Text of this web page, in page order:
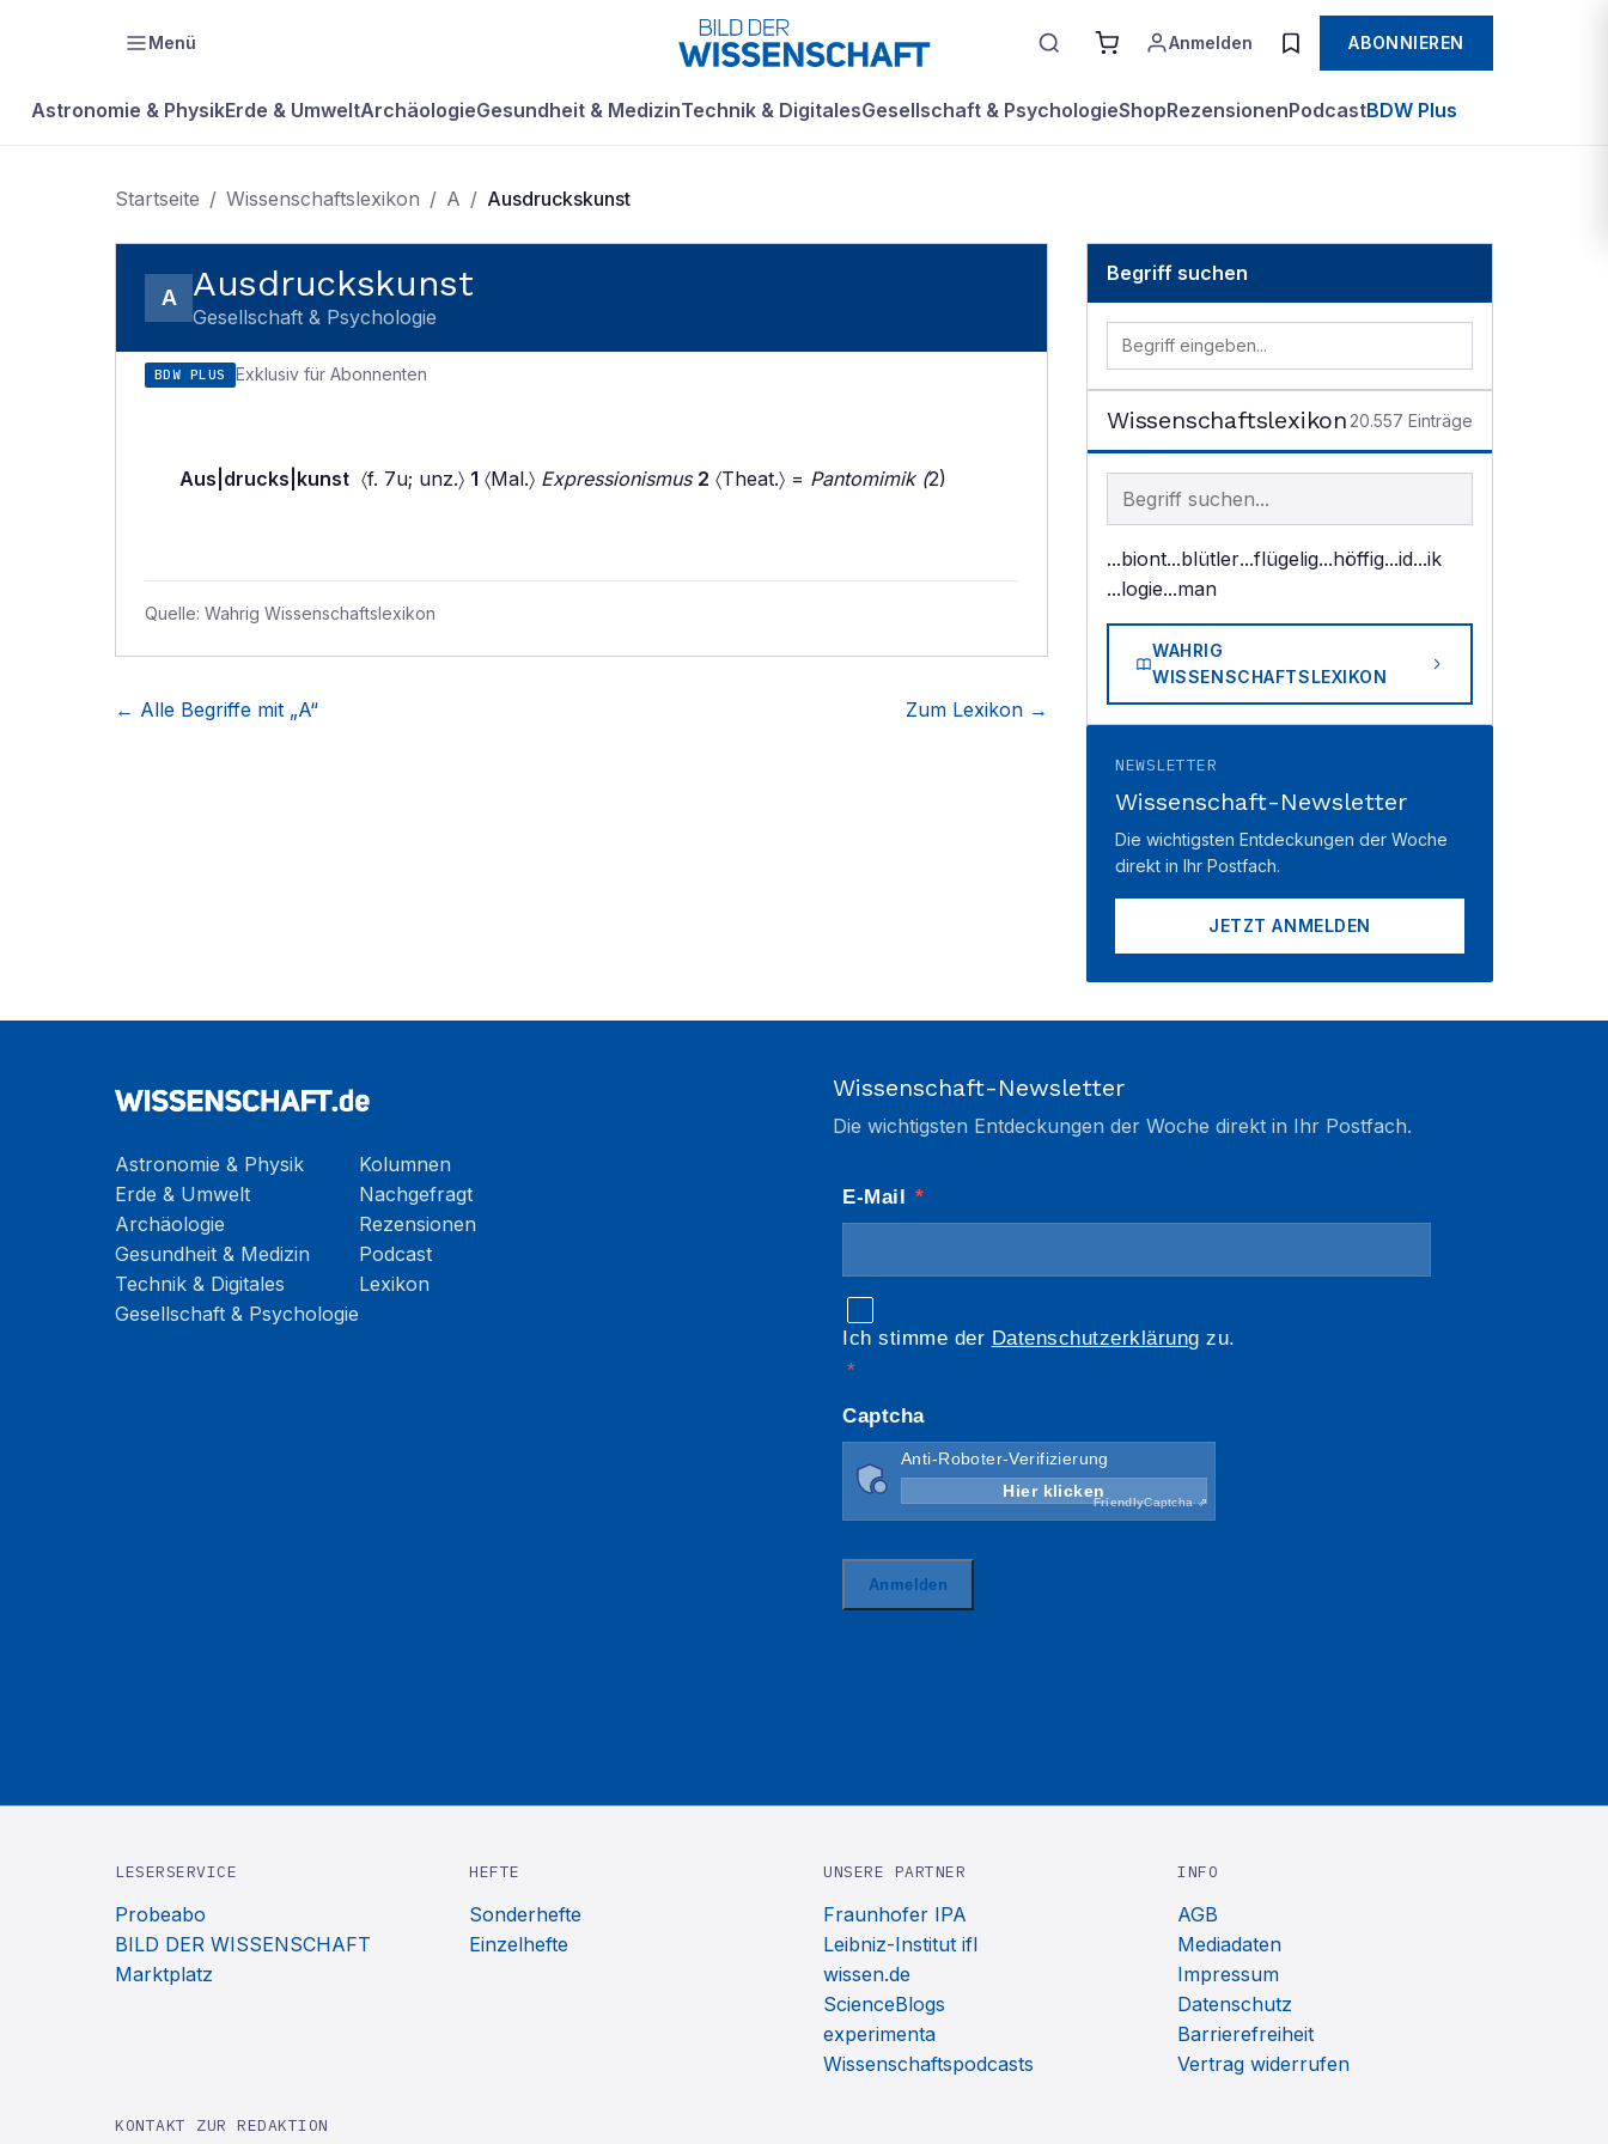
Menü Anmelden ABONNIEREN
Astronomie & PhysikErde & UmweltArchäologieGesundheit & MedizinTechnik & DigitalesGesellschaft & PsychologieShopRezensionenPodcastBDW Plus
Startseite / Wissenschaftslexikon / A / Ausdruckskunst
A Ausdruckskunst
Gesellschaft & Psychologie
BDW PLUS Exklusiv für Abonnenten
Aus|drucks|kunst 〈f. 7u; unz.〉 1 〈Mal.〉 Expressionismus 2 〈Theat.〉 = Pantomimik (2)
Quelle: Wahrig Wissenschaftslexikon
← Alle Begriffe mit „A“ Zum Lexikon →
Begriff suchen
Wissenschaftslexikon 20.557 Einträge
Begriff im Lexikon suchen
...biont...blütler...flügelig...höffig...id...ik
...logie...man
WAHRIG
WISSENSCHAFTSLEXIKON
NEWSLETTER
Wissenschaft-Newsletter
Die wichtigsten Entdeckungen der Woche
direkt in Ihr Postfach.
JETZT ANMELDEN
Astronomie & Physik
Erde & Umwelt
Archäologie
Gesundheit & Medizin
Technik & Digitales
Gesellschaft & Psychologie
Kolumnen
Nachgefragt
Rezensionen
Podcast
Lexikon
Wissenschaft-Newsletter
Die wichtigsten Entdeckungen der Woche direkt in Ihr Postfach.
LESERSERVICE
Probeabo
BILD DER WISSENSCHAFT
Marktplatz
HEFTE
Sonderhefte
Einzelhefte
UNSERE PARTNER
Fraunhofer IPA
Leibniz-Institut ifl
wissen.de
ScienceBlogs
experimenta
Wissenschaftspodcasts
INFO
AGB
Mediadaten
Impressum
Datenschutz
Barrierefreiheit
Vertrag widerrufen
KONTAKT ZUR REDAKTION